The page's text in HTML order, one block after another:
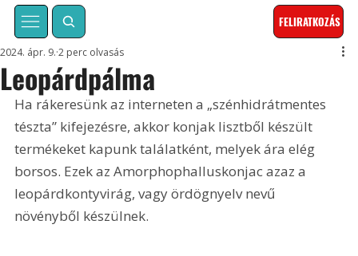
FELIRATKOZÁS
Leopárdpálma
2024. ápr. 9. 2 perc olvasás
Ha rákeresünk az interneten a „szénhidrátmentes
tészta” kifejezésre, akkor konjak lisztből készült
termékeket kapunk találatként, melyek ára elég
borsos. Ezek az Amorphophalluskonjac azaz a
leopárdkontyvirág, vagy ördögnyelv nevű
növényből készülnek.